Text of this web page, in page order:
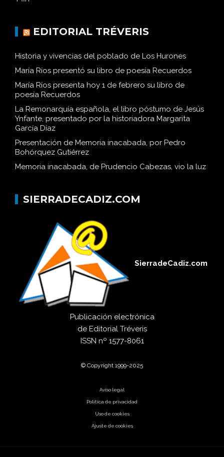
EDITORIAL TRÉVERIS
Historia y vivencias del poblado de Los Hurones
María Ríos presentó su libro de poesía Recuerdos
María Ríos presenta hoy 1 de febrero su libro de
poesía Recuerdos
La Remonarquía española, el libro póstumo de Jesús
Ynfante, presentado por la historiadora Margarita
García Díaz
Presentación de Memoria inacabada, por Pedro
Bohórquez Gutiérrez
Memoria inacabada, de Prudencio Cabezas, vio la luz
SIERRADECADIZ.COM
SierradeCadiz.com
Publicación electrónica
de Editorial Tréveris
ISSN nº 1577-8061
© Copyright 1999-2025
Aviso legal
Política de privacidad
Uso de cookies
Ajuste de cookies